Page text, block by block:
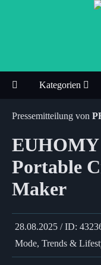
Kategorien
Pressemitteilung von
Portable
Maker
28.08.2025 / ID:
Mode, Trends &